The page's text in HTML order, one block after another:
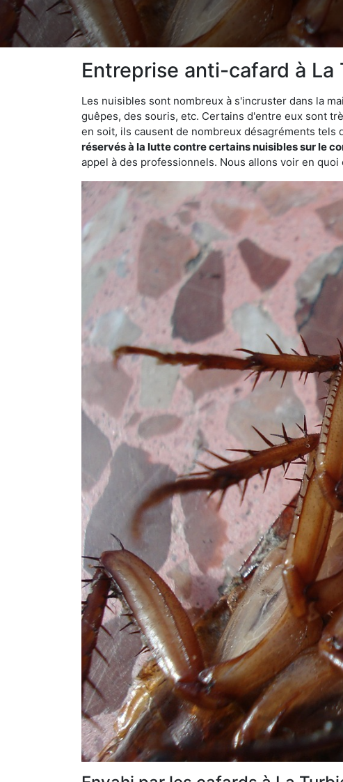
Entreprise anti-cafard à
Les nuisibles sont nombreux à s'incruster dans la
guêpes, des souris, etc. Certains d'entre eux sont
en soit, ils causent de nombreux désagréments tels
réservés à la lutte contre certains nuisibles sur le
appel à des professionnels. Nous allons voir en